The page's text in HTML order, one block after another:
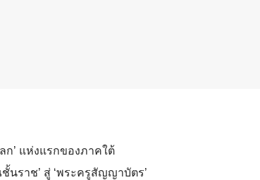
ก’ แห่งแรกของภาคใต้
ชั้นราช’ สู่ ‘พระครูสัญญาบัตร’